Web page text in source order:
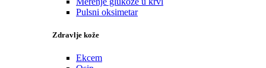
Pulsni oksimetar
Zdravlje kože
Ekcem